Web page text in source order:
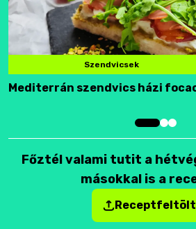
Szendvicsek
Mediterrán szendvics házi
Főztél valami tutit a
másokkal is a